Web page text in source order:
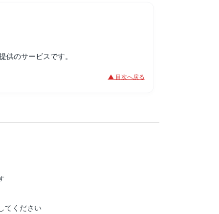
のサービスです。
▲ 目次へ戻る
てください